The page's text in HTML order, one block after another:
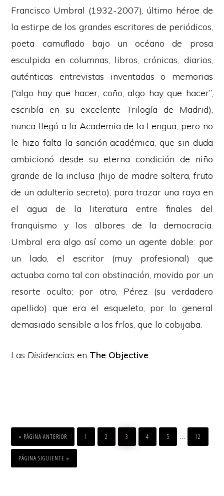
Francisco Umbral (1932-2007), último héroe de
la estirpe de los grandes escritores de periódicos,
poeta camuflado bajo un océano de prosa
esculpida en columnas, libros, crónicas, diarios,
auténticas entrevistas inventadas o memorias
(“algo hay que hacer, coño, algo hay que hacer”,
escribía en su excelente Trilogía de Madrid),
nunca llegó a la Academia de la Lengua, pero no
le hizo falta la sanción académica, que sin duda
ambicionó desde su eterna condición de niño
grande de la inclusa (hijo de madre soltera, fruto
de un adulterio secreto), para trazar una raya en
el agua de la literatura entre finales del
franquismo y los albores de la democracia.
Umbral era algo así como un agente doble: por
un lado, el escritor (muy profesional) que
actuaba como tal con obstinación, movido por un
resorte oculto; por otro, Pérez (su verdadero
apellido) que era el esqueleto, por lo general
demasiado sensible a los fríos, que lo cobijaba.
Las Disidencias en The Objective
«
IR
A
LA
PÁGINA ANTERIOR
IR
A
LA
PÁGINA
1
IR
A
LA
PÁGINA
2
IR
A
LA
PÁGINA
3
IR
A
LA
PÁGINA
4
IR
A
LA
PÁGINA
5
Páginas
…
IR
A
LA
PÁGINA
12
IR
A
LA
PÁGINA SIGUIENTE »